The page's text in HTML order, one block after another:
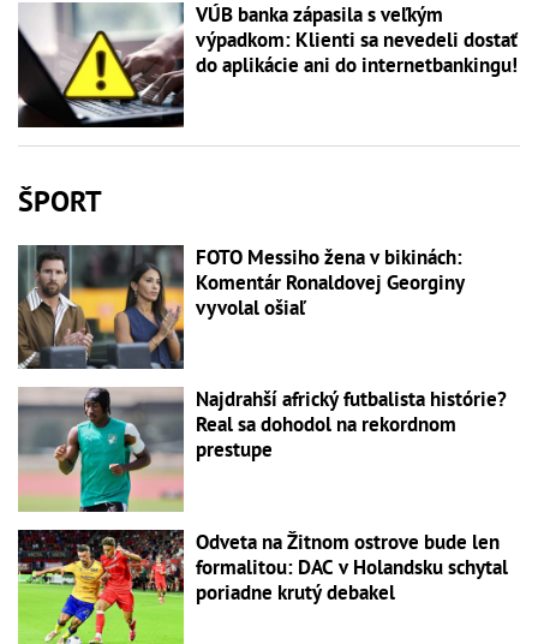
VÚB banka zápasila s veľkým
výpadkom: Klienti sa nevedeli dostať
do aplikácie ani do internetbankingu!
ŠPORT
FOTO Messiho žena v bikinách:
Komentár Ronaldovej Georginy
vyvolal ošiaľ
Najdrahší africký futbalista histórie?
Real sa dohodol na rekordnom
prestupe
Odveta na Žitnom ostrove bude len
formalitou: DAC v Holandsku schytal
poriadne krutý debakel